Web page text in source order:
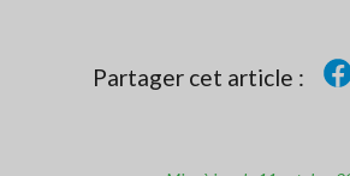
Partager cet article :